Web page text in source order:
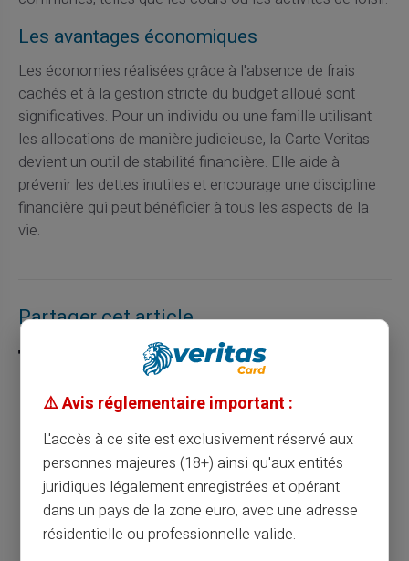
Les avantages économiques
Les économies réalisées grâce à l'absence de frais
cachés et à la gestion stricte du budget alloué sont
significatives. Pour un individu ou une famille utilisant
les allocations de manière judicieuse, la Carte Veritas
devient un outil de stabilité financière. Elle aide à
prévenir les dettes inutiles et encourage une discipline
financière qui peut bénéficier à tous les aspects de la
vie.
Partager cet article
avec une carte prépayée
Article précédent
⚠️ Avis réglementaire important :
L'accès à ce site est exclusivement réservé aux
personnes majeures (18+) ainsi qu'aux entités
juridiques légalement enregistrées et opérant
dans un pays de la zone euro, avec une adresse
résidentielle ou professionnelle valide.